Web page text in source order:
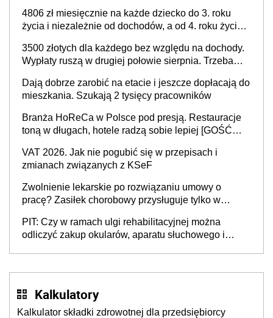
4806 zł miesięcznie na każde dziecko do 3. roku
życia i niezależnie od dochodów, a od 4. roku życia
spadku liczby urodzeń w Polsce
3500 złotych dla każdego bez względu na dochody.
Wypłaty ruszą w drugiej połowie sierpnia. Trzeba
Dają dobrze zarobić na etacie i jeszcze dopłacają do
mieszkania. Szukają 2 tysięcy pracowników
Branża HoReCa w Polsce pod presją. Restauracje
toną w długach, hotele radzą sobie lepiej [GOŚĆ
VAT 2026. Jak nie pogubić się w przepisach i
zmianach związanych z KSeF
Zwolnienie lekarskie po rozwiązaniu umowy o
pracę? Zasiłek chorobowy przysługuje tylko w
stosunku pracy
PIT: Czy w ramach ulgi rehabilitacyjnej można
odliczyć zakup okularów, aparatu słuchowego i
Kalkulatory
Kalkulator składki zdrowotnej dla przedsiębiorcy